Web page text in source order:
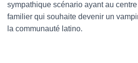
sympathique scénario ayant au
familier qui souhaite devenir un
la communauté latino.